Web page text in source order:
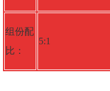
组份配
比：
5:1